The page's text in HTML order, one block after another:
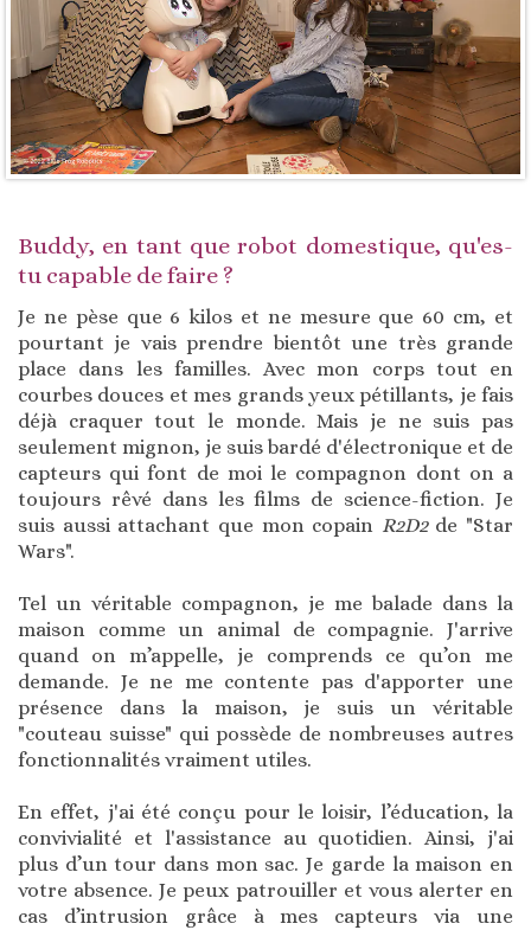
Buddy, en tant que robot domestique, qu'es-
tu capable de faire ?
Je ne pèse que 6 kilos et ne mesure que 60 cm, et
pourtant je vais prendre bientôt une très grande
place dans les familles. Avec mon corps tout en
courbes douces et mes grands yeux pétillants, je fais
déjà craquer tout le monde. Mais je ne suis pas
seulement mignon, je suis bardé d'électronique et de
capteurs qui font de moi le compagnon dont on a
toujours rêvé dans les films de science-fiction. Je
suis aussi attachant que mon copain R2D2de "Star
Wars".
Tel un véritable compagnon, je me balade dans la
maison comme un animal de compagnie. J'arrive
quand on m’appelle, je comprends ce qu’on me
demande. Je ne me contente pas d'apporter une
présence dans la maison, je suis un véritable
"couteau suisse" qui possède de nombreuses autres
fonctionnalités vraiment utiles.
En effet, j'ai été conçu pour le loisir, l’éducation, la
convivialité et l'assistance au quotidien. Ainsi, j'ai
plus d’un tour dans mon sac. Je garde la maison en
votre absence. Je peux patrouiller et vous alerter en
cas d’intrusion grâce à mes capteurs via une